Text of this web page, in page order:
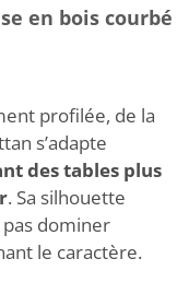
en bois courbé
profilée, de la
s’adapte
des tables plus
. Sa silhouette
dominer
le caractère.